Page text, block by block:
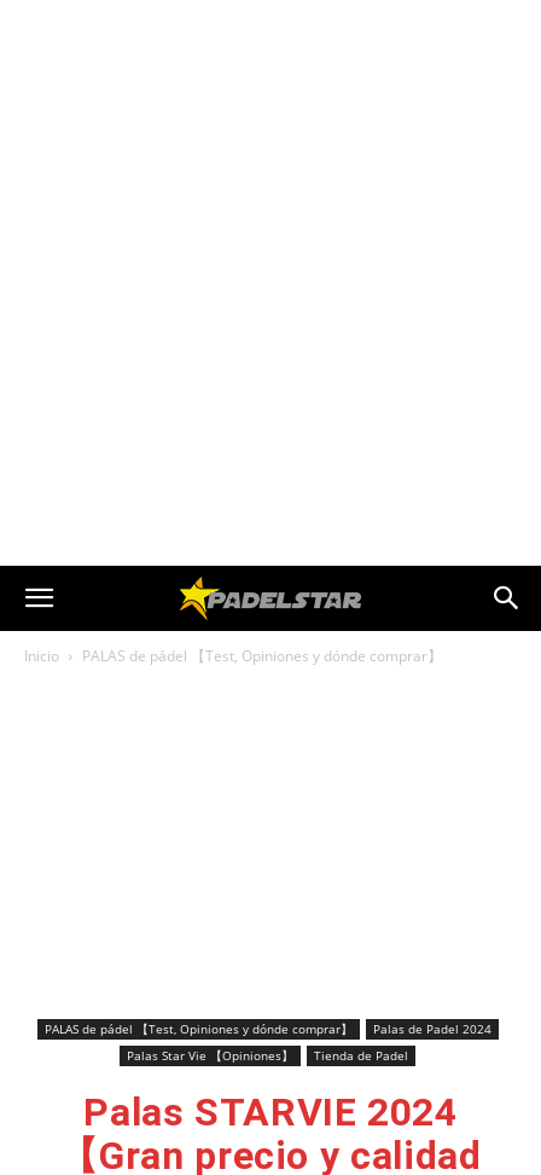
Inicio PALAS de pádel 【Test, Opiniones y dónde comprar】
PALAS de pádel 【Test, Opiniones y dónde comprar】
Palas de Padel 2024
Palas Star Vie 【Opiniones】
Tienda de Padel
Palas STARVIE 2024
【Gran precio y calidad